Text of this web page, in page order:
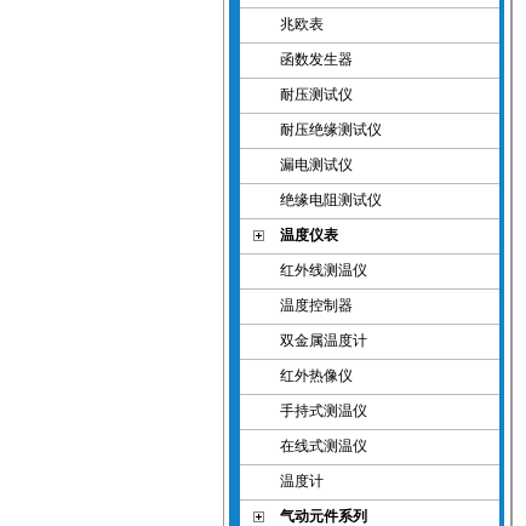
兆欧表
函数发生器
耐压测试仪
耐压绝缘测试仪
漏电测试仪
绝缘电阻测试仪
温度仪表
红外线测温仪
温度控制器
双金属温度计
红外热像仪
手持式测温仪
在线式测温仪
温度计
气动元件系列